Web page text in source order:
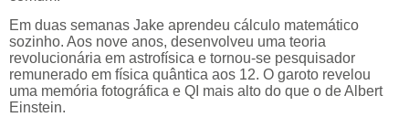
Em duas semanas Jake aprendeu cálculo matemático
sozinho. Aos nove anos, desenvolveu uma teoria
revolucionária em astrofísica e tornou-se pesquisador
remunerado em física quântica aos 12. O garoto revelou
uma memória fotográfica e QI mais alto do que o de Albert
Einstein.